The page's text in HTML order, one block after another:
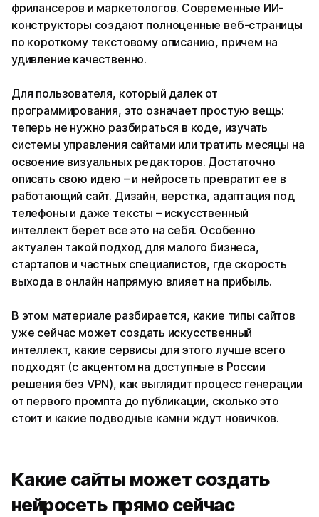
фрилансеров и маркетологов. Современные ИИ-
конструкторы создают полноценные веб-страницы
по короткому текстовому описанию, причем на
удивление качественно.
Для пользователя, который далек от
программирования, это означает простую вещь:
теперь не нужно разбираться в коде, изучать
системы управления сайтами или тратить месяцы на
освоение визуальных редакторов. Достаточно
описать свою идею – и нейросеть превратит ее в
работающий сайт. Дизайн, верстка, адаптация под
телефоны и даже тексты – искусственный
интеллект берет все это на себя. Особенно
актуален такой подход для малого бизнеса,
стартапов и частных специалистов, где скорость
выхода в онлайн напрямую влияет на прибыль.
В этом материале разбирается, какие типы сайтов
уже сейчас может создать искусственный
интеллект, какие сервисы для этого лучше всего
подходят (с акцентом на доступные в России
решения без VPN), как выглядит процесс генерации
от первого промпта до публикации, сколько это
стоит и какие подводные камни ждут новичков.
Какие сайты может создать
нейросеть прямо сейчас